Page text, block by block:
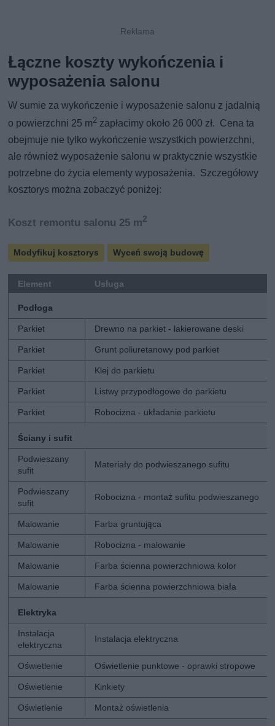
Łączne koszty wykończenia i
wyposażenia salonu
W sumie za wykończenie i wyposażenie salonu z jadalnią
o powierzchni 25 m2 zapłacimy około 26 000 zł. Cena ta
obejmuje nie tylko wykończenie wszystkich powierzchni,
ale również wyposażenie salonu w praktycznie wszystkie
potrzebne do życia elementy wyposażenia. Szczegółowy
kosztorys można zobaczyć poniżej:
Koszt remontu salonu 25 m2
Modyfikuj kosztorys Wyceń swoją budowę
Element Usługa
Podłoga
Parkiet Drewno na parkiet - lakierowane deski
Parkiet Grunt poliuretanowy pod parkiet
Parkiet Klej do parkietu
Parkiet Listwy przypodłogowe do parkietu
Parkiet Robocizna - układanie parkietu
Ściany i sufit
Podwieszany
sufit
Materiały do podwieszanego sufitu
Podwieszany
sufit
Robocizna - montaż sufitu podwieszanego
Malowanie Farba gruntująca
Malowanie Robocizna - malowanie
Malowanie Farba ścienna powierzchniowa kolor
Malowanie Farba ścienna powierzchniowa biała
Elektryka
Instalacja
elektryczna
Instalacja elektryczna
Oświetlenie Oświetlenie punktowe - oprawki stropowe
Oświetlenie Kinkiety
Oświetlenie Montaż oświetlenia